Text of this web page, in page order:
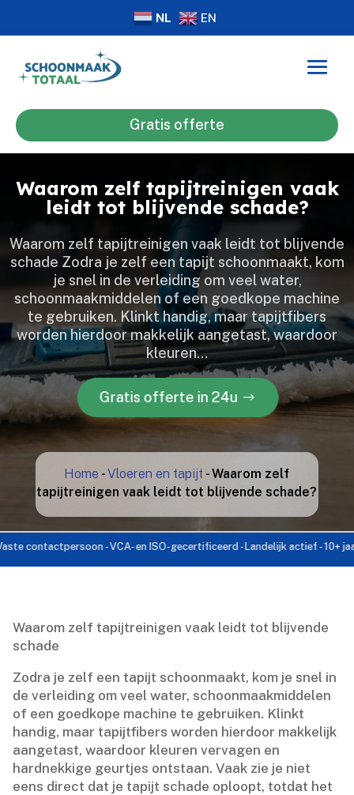
NL EN
Gratis offerte
Waarom zelf tapijtreinigen vaak
leidt tot blijvende schade?
Waarom zelf tapijtreinigen vaak leidt tot blijvende
schade Zodra je zelf een tapijt schoonmaakt, kom
je snel in de verleiding om veel water,
schoonmaakmiddelen of een goedkope machine
te gebruiken.​ Klinkt handig, maar tapijtfibers
worden hierdoor makkelijk aangetast, waardoor
kleuren…
Gratis offerte in 24u
Home -Vloeren en tapijt -Waarom zelf
tapijtreinigen vaak leidt tot blijvende schade?
- VCA- en ISO-gecertificeerd - Landelijk actief - 10+ jaar
Waarom zelf tapijtreinigen vaak leidt tot blijvende
schade
Zodra je zelf een tapijt schoonmaakt, kom je snel in
de verleiding om veel water, schoonmaakmiddelen
of een goedkope machine te gebruiken.​ Klinkt
handig, maar tapijtfibers worden hierdoor makkelijk
aangetast, waardoor kleuren vervagen en
hardnekkige geurtjes ontstaan.​ Vaak zie je niet
eens direct dat je tapijt schade oploopt, totdat het